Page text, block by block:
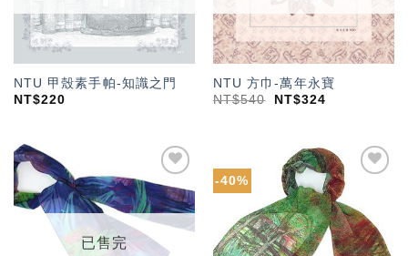
NTU 甲殼素手帕-知識之門
NT$220
NTU 方巾-萬年永寶
NT$540 NT$324
加入
「願
望輕
單」
已售完
-40%
望輕
單」